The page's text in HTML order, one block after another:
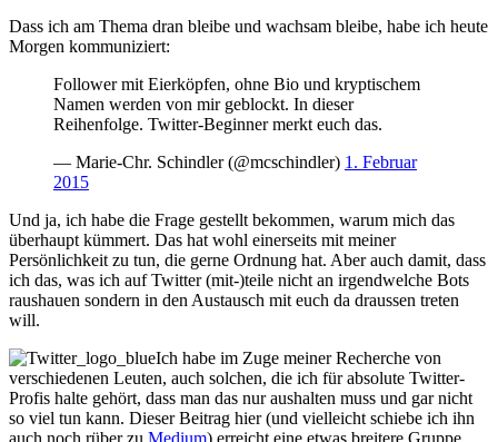
Dass ich am Thema dran bleibe und wachsam bleibe, habe ich heute
Morgen kommuniziert:
Follower mit Eierköpfen, ohne Bio und kryptischem
Namen werden von mir geblockt. In dieser
Reihenfolge. Twitter-Beginner merkt euch das.
— Marie-Chr. Schindler (@mcschindler) 1. Februar
2015
Und ja, ich habe die Frage gestellt bekommen, warum mich das
überhaupt kümmert. Das hat wohl einerseits mit meiner
Persönlichkeit zu tun, die gerne Ordnung hat. Aber auch damit, dass
ich das, was ich auf Twitter (mit-)teile nicht an irgendwelche Bots
raushauen sondern in den Austausch mit euch da draussen treten
will.
Ich habe im Zuge meiner Recherche von
verschiedenen Leuten, auch solchen, die ich für absolute Twitter-
Profis halte gehört, dass man das nur aushalten muss und gar nicht
so viel tun kann. Dieser Beitrag hier (und vielleicht schiebe ich ihn